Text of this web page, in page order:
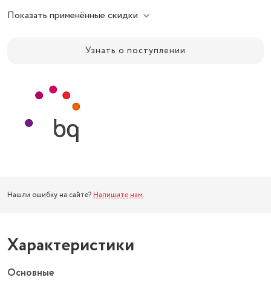
Показать применённые скидки
Узнать о поступлении
Нашли ошибку на сайте? Напишите нам.
Характеристики
Основные